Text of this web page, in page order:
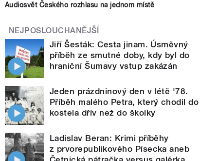
Audiosvět Českého rozhlasu na jednom místě
NEJPOSLOUCHANĚJŠÍ
Jiří Šesták: Cesta jinam. Úsměvný
příběh ze smutné doby, kdy byl do
hraniční Šumavy vstup zakázán
Jeden prázdninový den v létě '78.
Příběh malého Petra, který chodil do
kostela dřív než do školky
Ladislav Beran: Krimi příběhy
z prvorepublikového Písecka aneb